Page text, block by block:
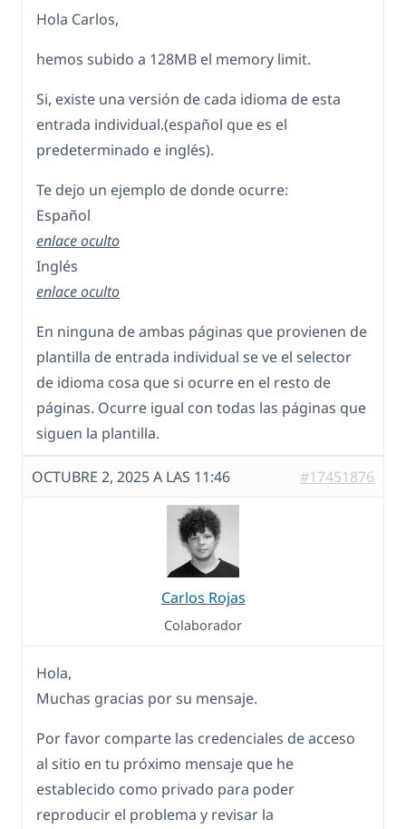
Hola Carlos,
hemos subido a 128MB el memory limit.
Si, existe una versión de cada idioma de esta
entrada individual.(español que es el
predeterminado e inglés).
Te dejo un ejemplo de donde ocurre:
Español
enlace oculto
Inglés
enlace oculto
En ninguna de ambas páginas que provienen de
plantilla de entrada individual se ve el selector
de idioma cosa que si ocurre en el resto de
páginas. Ocurre igual con todas las páginas que
siguen la plantilla.
OCTUBRE 2, 2025 A LAS 11:46 #17451876
Carlos Rojas
Colaborador
Hola,
Muchas gracias por su mensaje.
Por favor comparte las credenciales de acceso
al sitio en tu próximo mensaje que he
establecido como privado para poder
reproducir el problema y revisar la